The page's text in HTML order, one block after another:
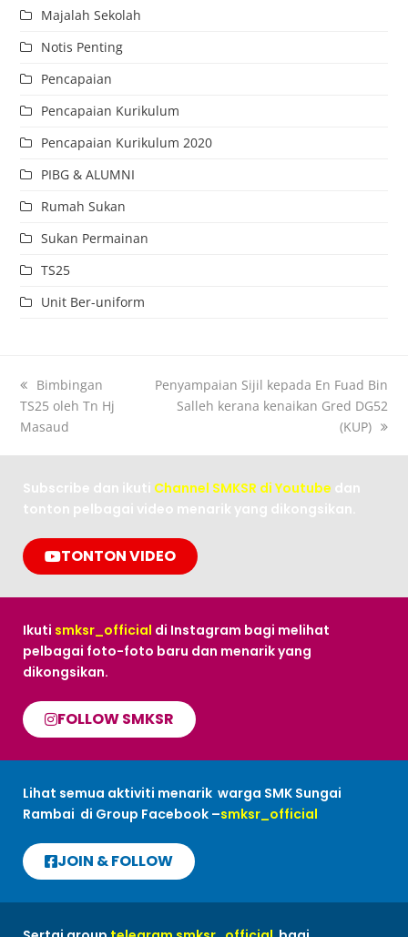
Majalah Sekolah
Notis Penting
Pencapaian
Pencapaian Kurikulum
Pencapaian Kurikulum 2020
PIBG & ALUMNI
Rumah Sukan
Sukan Permainan
TS25
Unit Ber-uniform
Bimbingan
TS25 oleh Tn Hj
Masaud
Penyampaian Sijil kepada En Fuad Bin
Salleh kerana kenaikan Gred DG52
(KUP)
Subscribe dan ikuti Channel SMKSR di Youtube dan
tonton pelbagai video menarik yang dikongsikan.
TONTON VIDEO
Ikuti smksr_official di Instagram bagi melihat
pelbagai foto-foto baru dan menarik yang
dikongsikan.
FOLLOW SMKSR
Lihat semua aktiviti menarik warga SMK Sungai
Rambai di Group Facebook –smksr_official
JOIN & FOLLOW